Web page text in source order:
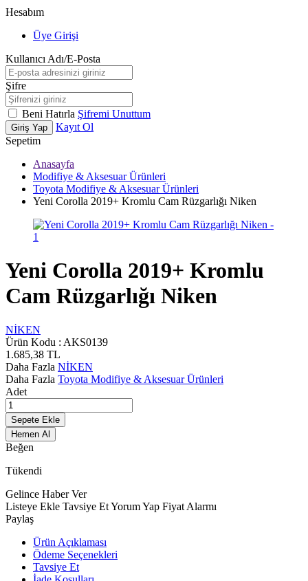
Hesabım
Üye Girişi
Kullanıcı Adı/E-Posta
Şifre
Beni Hatırla Şifremi Unuttum
Giriş Yap
Kayıt Ol
Sepetim
Anasayfa
Modifiye & Aksesuar Ürünleri
Toyota Modifiye & Aksesuar Ürünleri
Yeni Corolla 2019+ Kromlu Cam Rüzgarlığı Niken
Yeni Corolla 2019+ Kromlu
Cam Rüzgarlığı Niken
NİKEN
Ürün Kodu : AKS0139
1.685,38 TL
Daha Fazla NİKEN
Daha Fazla Toyota Modifiye & Aksesuar Ürünleri
Adet
Sepete Ekle
Hemen Al
Beğen
Tükendi
Gelince Haber Ver
Listeye Ekle Tavsiye EtYorum Yap Fiyat Alarmı
Paylaş
Ürün Açıklaması
Ödeme Seçenekleri
Tavsiye Et